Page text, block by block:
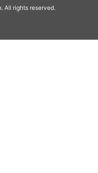
All rights reserved.